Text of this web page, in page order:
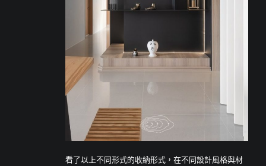
看了以上不同形式的收納形式，在不同設計風格與材